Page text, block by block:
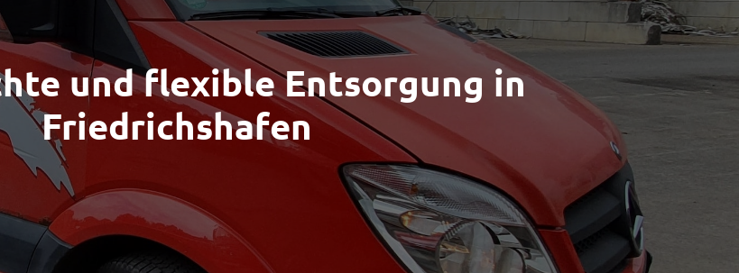
und flexible Entsorgung in
Friedrichshafen